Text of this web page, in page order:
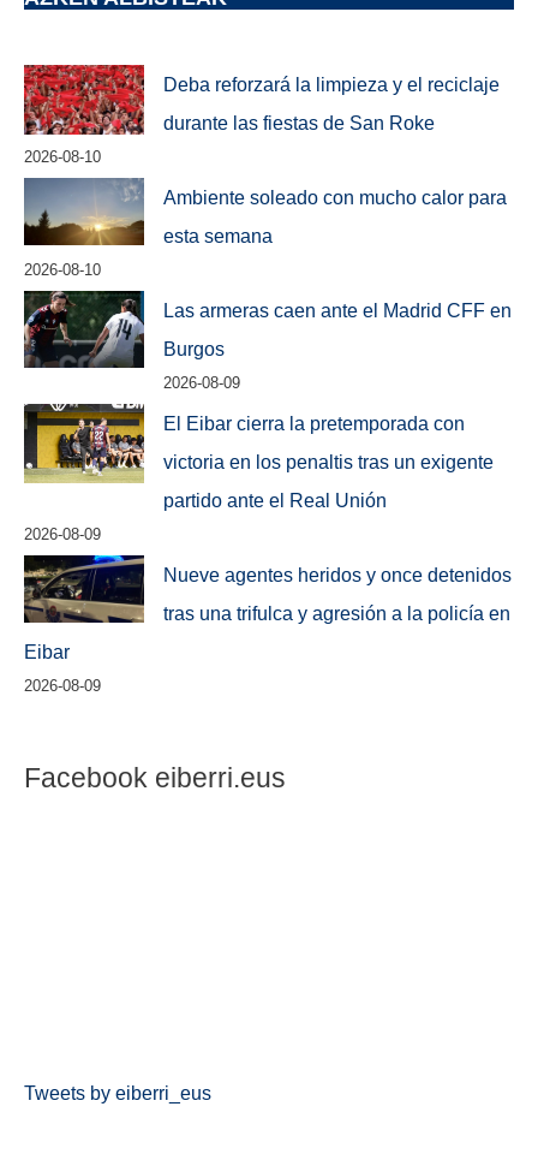
Deba reforzará la limpieza y el reciclaje
durante las fiestas de San Roke
2026-08-10
Ambiente soleado con mucho calor para
esta semana
2026-08-10
Las armeras caen ante el Madrid CFF en
Burgos
2026-08-09
El Eibar cierra la pretemporada con
victoria en los penaltis tras un exigente
partido ante el Real Unión
2026-08-09
Nueve agentes heridos y once detenidos
tras una trifulca y agresión a la policía en
Eibar
2026-08-09
Facebook eiberri.eus
Tweets by eiberri_eus